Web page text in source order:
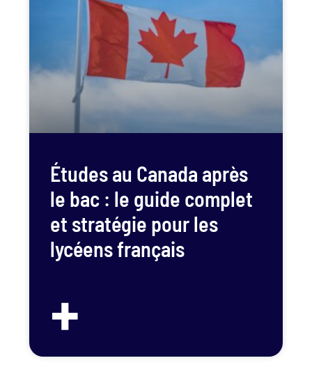
Études au Canada après
le bac : le guide complet
et stratégie pour les
lycéens français
+